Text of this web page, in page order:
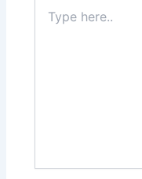
here..